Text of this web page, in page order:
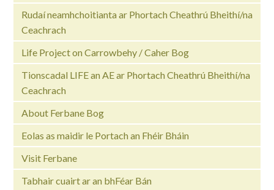
Rudaí neamhchoitianta ar Phortach Cheathrú Bheithí/na
Ceachrach
Life Project on Carrowbehy / Caher Bog
Tionscadal LIFE an AE ar Phortach Cheathrú Bheithí/na
Ceachrach
About Ferbane Bog
Eolas as maidir le Portach an Fhéir Bháin
Visit Ferbane
Tabhair cuairt ar an bhFéar Bán